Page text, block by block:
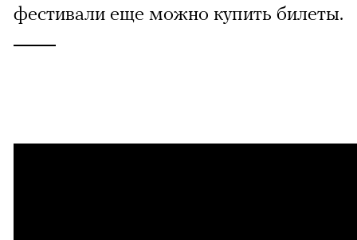
фестивали еще можно купить билеты.